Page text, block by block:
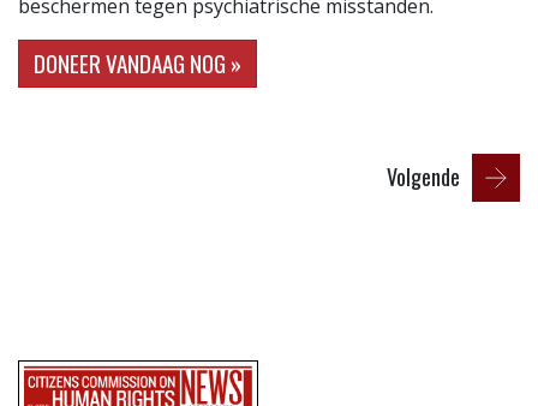
beschermen tegen psychiatrische misstanden.
DONEER VANDAAG NOG »
Volgende